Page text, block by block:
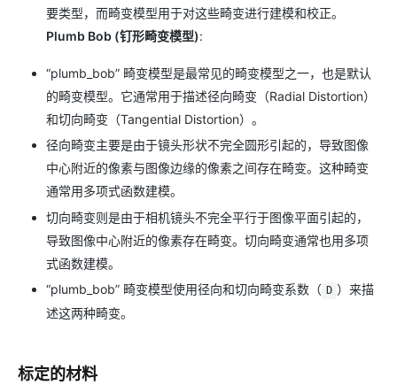
要类型，而畸变模型用于对这些畸变进行建模和校正。
Plumb Bob (钉形畸变模型):
“plumb_bob” 畸变模型是最常见的畸变模型之一，也是默认
的畸变模型。它通常用于描述径向畸变（Radial Distortion）
和切向畸变（Tangential Distortion）。
径向畸变主要是由于镜头形状不完全圆形引起的，导致图像
中心附近的像素与图像边缘的像素之间存在畸变。这种畸变
通常用多项式函数建模。
切向畸变则是由于相机镜头不完全平行于图像平面引起的，
导致图像中心附近的像素存在畸变。切向畸变通常也用多项
式函数建模。
“plumb_bob” 畸变模型使用径向和切向畸变系数（ D ）来描
述这两种畸变。
标定的材料